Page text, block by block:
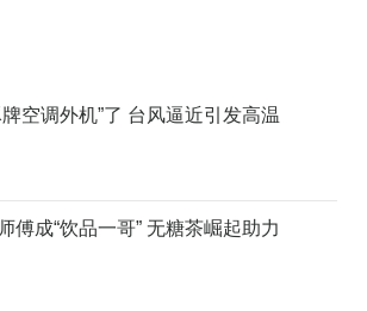
空调外机”了 台风逼近引发高温
傅成“饮品一哥” 无糖茶崛起助力